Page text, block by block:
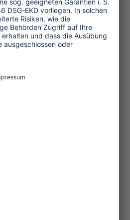
sind:
und die vorherige,
Zustimmung, die die
der Menschen an der
haben höchste